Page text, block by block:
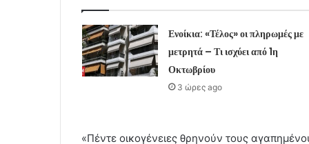
Ενοίκια: «Τέλος» οι πληρωμές με
μετρητά – Τι ισχύει από 1η
Οκτωβρίου
3 ώρες ago
«Πέντε οικογένειες θρηνούν τους